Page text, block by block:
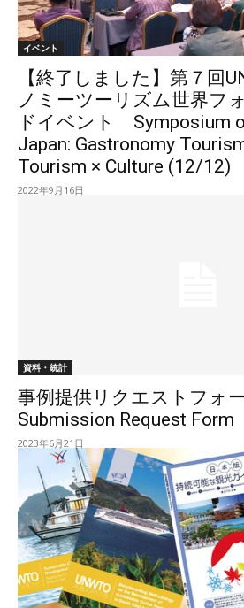
イベント
【終了しました】第７回
ノミーツーリズム世界フ
ドイベント Symposium
Japan: Gastronomy
Tourism × Culture (12/12)
2022年9月16日
資料・統計
事例提供リクエストフォ
Submission Request Form
2023年6月21日